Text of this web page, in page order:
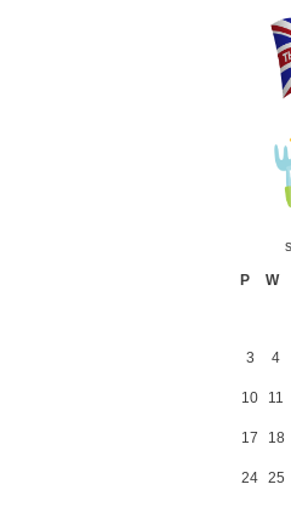
P
W
3 4
10 11
17 18
24 25